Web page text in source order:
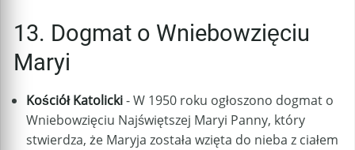
13. Dogmat o Wniebowzięciu
Maryi
Kościół Katolicki- W 1950 roku ogłoszono dogmat o
Wniebowzięciu Najświętszej Maryi Panny, który
stwierdza, że Maryja została wzięta do nieba z ciałem